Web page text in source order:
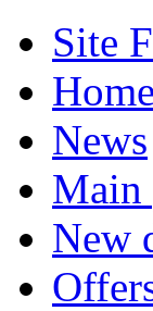
Site
Home
News
Main
New